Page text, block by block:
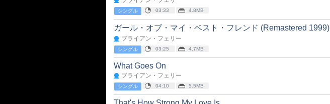
シングル 03:33 4.8MB
ガール・オブ・マイ・ベスト・フレンド (Remastered 1999)
ブライアン・フェリー
シングル 03:25 4.7MB
What Goes On
ブライアン・フェリー
シングル 04:10 5.5MB